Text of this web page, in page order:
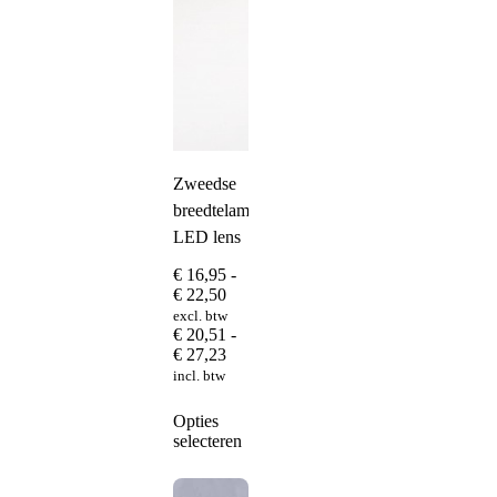
Zweedse
breedtelamp
LED lens
€ 16,95 -
€ 22,50Prijsklasse:
€ 16,95
tot
€ 22,50
excl. btw
€ 20,51 -
€ 27,23Prijsklasse:
€ 20,51
incl. btw
Opties
selecteren
meerdere